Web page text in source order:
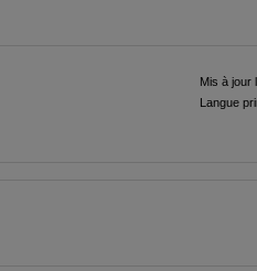
Mis à jour
Langue